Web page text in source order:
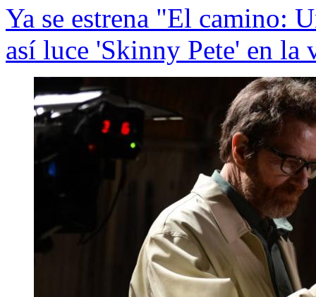
Ya se estrena "El camino:
así luce 'Skinny Pete' en la